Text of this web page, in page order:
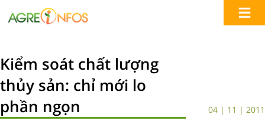
Kiểm soát chất lượng
thủy sản: chỉ mới lo
phần ngọn
04 | 11 | 2011